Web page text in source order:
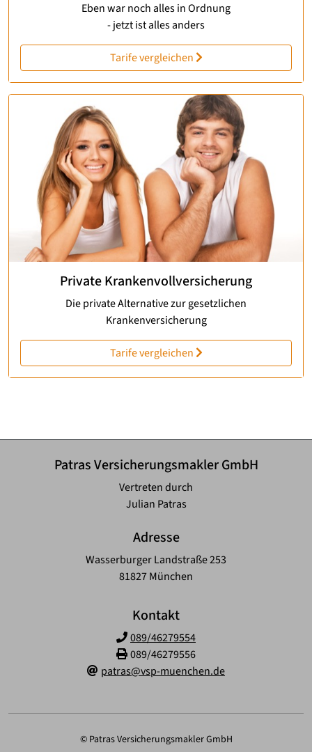
Eben war noch alles in Ordnung
- jetzt ist alles anders
Tarife vergleichen
Private Krankenvollversicherung
Die private Alternative zur gesetzlichen
Krankenversicherung
Tarife vergleichen
Patras Versicherungsmakler GmbH
Vertreten durch
Julian Patras
Adresse
Wasserburger Landstraße 253
81827 München
Kontakt
089/46279554
089/46279556
patras@vsp-muenchen.de
© Patras Versicherungsmakler GmbH